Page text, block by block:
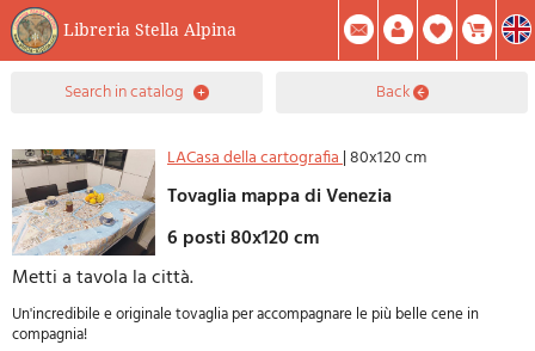
Libreria Stella Alpina
0Item(s) In Your Cart
Summary
Facebook
Create Account Mod. Password
search in catalog back
LACasa della cartografia|80x120 cm
Tovaglia mappa di Venezia
6 posti 80x120 cm
Metti a tavola la città.
Un'incredibile e originale tovaglia per accompagnare le più belle cene in
compagnia!